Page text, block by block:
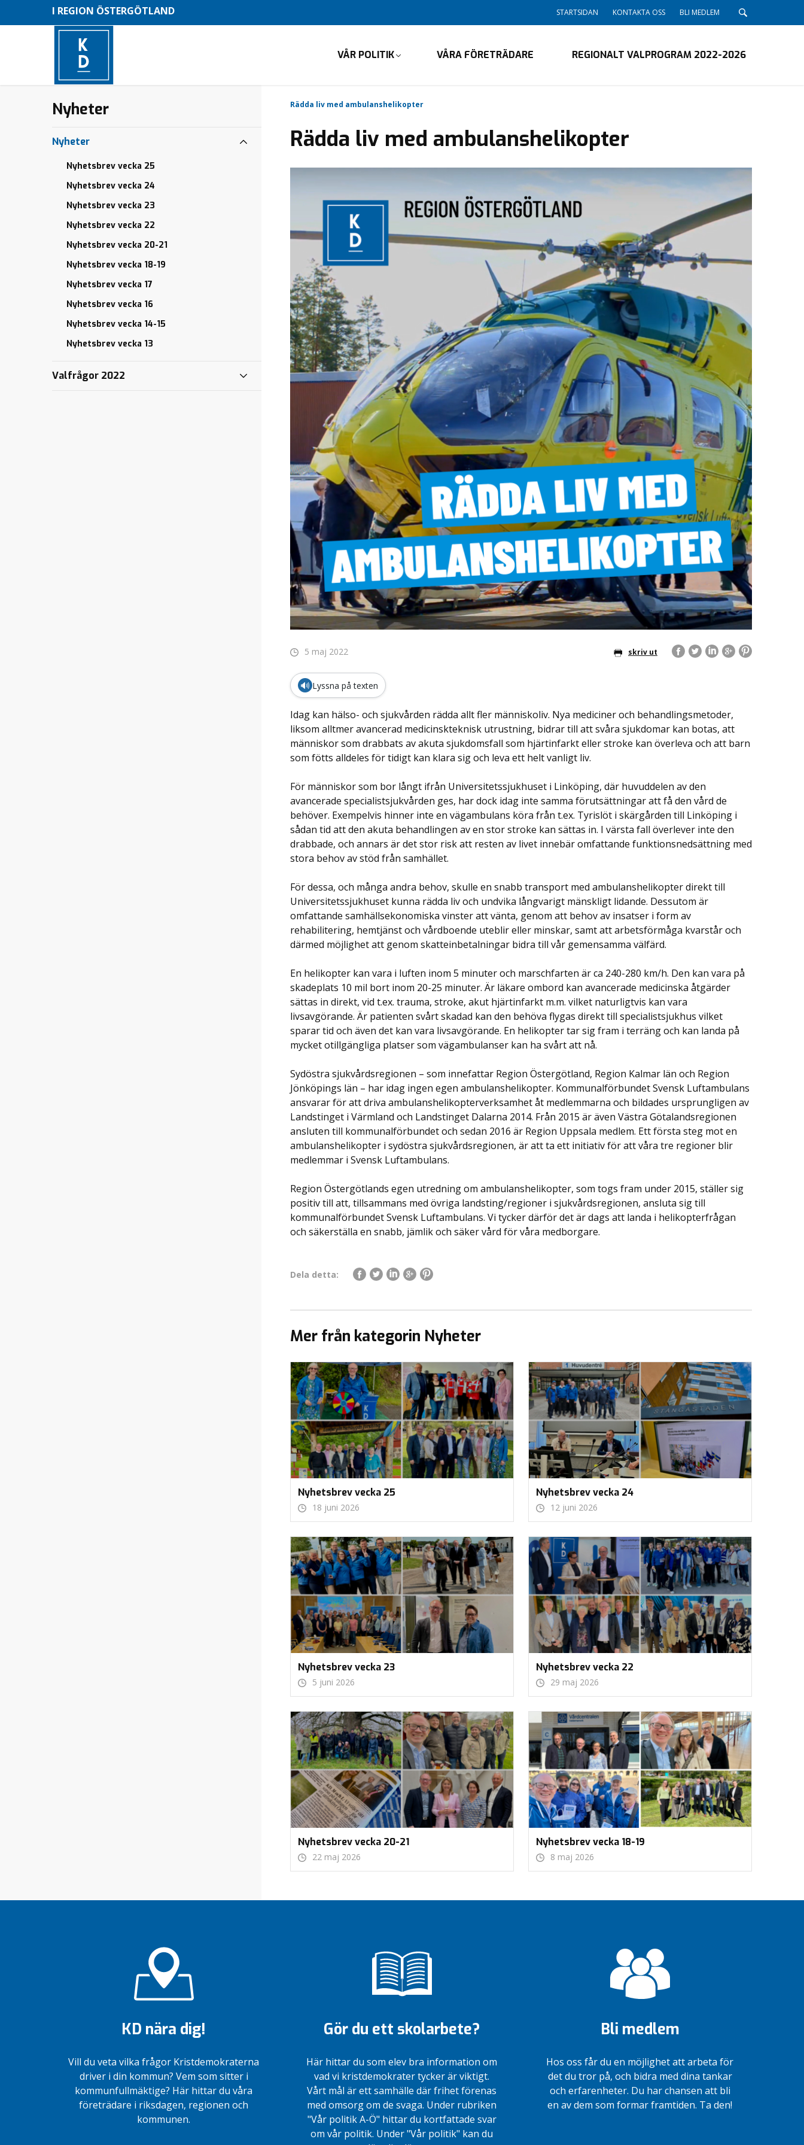
I REGION ÖSTERGÖTLAND STARTSIDAN KONTAKTA OSS BLI MEDLEM
VÅR POLITIK VÅRA FÖRETRÄDARE REGIONALT VALPROGRAM 2022-2026
Rädda liv med ambulanshelikopter
Rädda liv med ambulanshelikopter
5 maj 2022 skriv ut
🔊 Lyssna på texten
Idag kan hälso- och sjukvården rädda allt fler människoliv. Nya mediciner och behandlingsmetoder,
liksom alltmer avancerad medicinskteknisk utrustning, bidrar till att svåra sjukdomar kan botas, att
människor som drabbats av akuta sjukdomsfall som hjärtinfarkt eller stroke kan överleva och att barn
som fötts alldeles för tidigt kan klara sig och leva ett helt vanligt liv.
För människor som bor långt ifrån Universitetssjukhuset i Linköping, där huvuddelen av den
avancerade specialistsjukvården ges, har dock idag inte samma förutsättningar att få den vård de
behöver. Exempelvis hinner inte en vägambulans köra från t.ex. Tyrislöt i skärgården till Linköping i
sådan tid att den akuta behandlingen av en stor stroke kan sättas in. I värsta fall överlever inte den
drabbade, och annars är det stor risk att resten av livet innebär omfattande funktionsnedsättning med
stora behov av stöd från samhället.
För dessa, och många andra behov, skulle en snabb transport med ambulanshelikopter direkt till
Universitetssjukhuset kunna rädda liv och undvika långvarigt mänskligt lidande. Dessutom är
omfattande samhällsekonomiska vinster att vänta, genom att behov av insatser i form av
rehabilitering, hemtjänst och vårdboende uteblir eller minskar, samt att arbetsförmåga kvarstår och
därmed möjlighet att genom skatteinbetalningar bidra till vår gemensamma välfärd.
En helikopter kan vara i luften inom 5 minuter och marschfarten är ca 240-280 km/h. Den kan vara på
skadeplats 10 mil bort inom 20-25 minuter. Är läkare ombord kan avancerade medicinska åtgärder
sättas in direkt, vid t.ex. trauma, stroke, akut hjärtinfarkt m.m. vilket naturligtvis kan vara
livsavgörande. Är patienten svårt skadad kan den behöva flygas direkt till specialistsjukhus vilket
sparar tid och även det kan vara livsavgörande. En helikopter tar sig fram i terräng och kan landa på
mycket otillgängliga platser som vägambulanser kan ha svårt att nå.
Sydöstra sjukvårdsregionen – som innefattar Region Östergötland, Region Kalmar län och Region
Jönköpings län – har idag ingen egen ambulanshelikopter. Kommunalförbundet Svensk Luftambulans
ansvarar för att driva ambulanshelikopterverksamhet åt medlemmarna och bildades ursprungligen av
Landstinget i Värmland och Landstinget Dalarna 2014. Från 2015 är även Västra Götalandsregionen
ansluten till kommunalförbundet och sedan 2016 är Region Uppsala medlem. Ett första steg mot en
ambulanshelikopter i sydöstra sjukvårdsregionen, är att ta ett initiativ för att våra tre regioner blir
medlemmar i Svensk Luftambulans.
Region Östergötlands egen utredning om ambulanshelikopter, som togs fram under 2015, ställer sig
positiv till att, tillsammans med övriga landsting/regioner i sjukvårdsregionen, ansluta sig till
kommunalförbundet Svensk Luftambulans. Vi tycker därför det är dags att landa i helikopterfrågan
och säkerställa en snabb, jämlik och säker vård för våra medborgare.
Dela detta:
Mer från kategorin Nyheter
Nyhetsbrev vecka 25
18 juni 2026
Nyhetsbrev vecka 24
12 juni 2026
Nyhetsbrev vecka 23
5 juni 2026
Nyhetsbrev vecka 22
29 maj 2026
Nyhetsbrev vecka 20-21
22 maj 2026
Nyhetsbrev vecka 18-19
8 maj 2026
Nyheter
n
y
Nyheter
Nyhetsbrev vecka 25
Nyhetsbrev vecka 24
Nyhetsbrev vecka 23
Nyhetsbrev vecka 22
Nyhetsbrev vecka 20-21
Nyhetsbrev vecka 18-19
Nyhetsbrev vecka 17
Nyhetsbrev vecka 16
Nyhetsbrev vecka 14-15
Nyhetsbrev vecka 13
Valfrågor 2022
till
dig
röstat
bättre
kollektivtrafik
Rädda liv med
KD nära dig!
Vill du veta vilka frågor Kristdemokraterna
driver i din kommun? Vem som sitter i
kommunfullmäktige? Här hittar du våra
företrädare i riksdagen, regionen och
kommunen.
Gör du ett skolarbete?
Här hittar du som elev bra information om
vad vi kristdemokrater tycker är viktigt.
Vårt mål är ett samhälle där frihet förenas
med omsorg om de svaga. Under rubriken
"Vår politik A-Ö" hittar du kortfattade svar
om vår politik. Under "Vår politik" kan du
Bli medlem
Hos oss får du en möjlighet att arbeta för
det du tror på, och bidra med dina tankar
och erfarenheter. Du har chansen att bli
en av dem som formar framtiden. Ta den!